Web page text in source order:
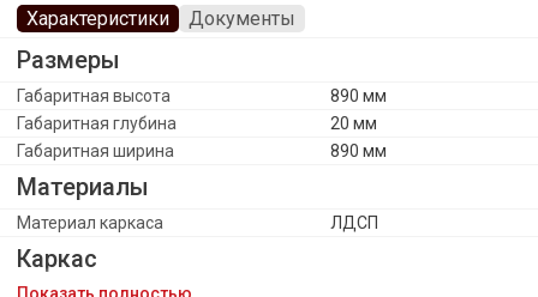
Характеристики Документы
Размеры
Габаритная высота
890 мм
Габаритная глубина
20 мм
Габаритная ширина
890 мм
Материалы
Материал каркаса ЛДСП
Каркас